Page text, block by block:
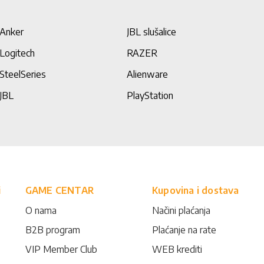
Anker
JBL slušalice
Logitech
RAZER
SteelSeries
Alienware
JBL
PlayStation
GAME CENTAR
O nama
B2B program
VIP Member Club
Kupovina i dostava
Načini plaćanja
Plaćanje na rate
WEB krediti